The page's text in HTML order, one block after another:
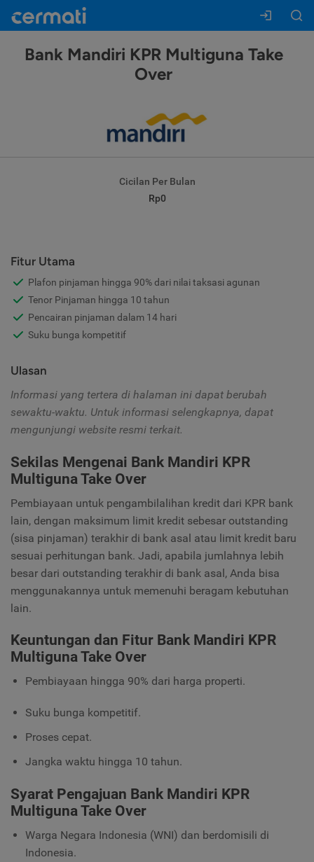
Bank Mandiri KPR Multiguna Take
Over
Cicilan Per Bulan
Rp0
Fitur Utama
Plafon pinjaman hingga 90% dari nilai taksasi agunan
Tenor Pinjaman hingga 10 tahun
Pencairan pinjaman dalam 14 hari
Suku bunga kompetitif
Ulasan
Informasi yang tertera di halaman ini dapat berubah
sewaktu-waktu. Untuk informasi selengkapnya, dapat
mengunjungi website resmi terkait.
Sekilas Mengenai Bank Mandiri KPR
Multiguna Take Over
Pembiayaan untuk pengambilalihan kredit dari KPR bank
lain, dengan maksimum limit kredit sebesar outstanding
(sisa pinjaman) terakhir di bank asal atau limit kredit baru
sesuai perhitungan bank. Jadi, apabila jumlahnya lebih
besar dari outstanding terakhir di bank asal, Anda bisa
menggunakannya untuk memenuhi beragam kebutuhan
lain.
Keuntungan dan Fitur Bank Mandiri KPR
Multiguna Take Over
Pembiayaan hingga 90% dari harga properti.
Suku bunga kompetitif.
Proses cepat.
Jangka waktu hingga 10 tahun.
Syarat Pengajuan Bank Mandiri KPR
Multiguna Take Over
Warga Negara Indonesia (WNI) dan berdomisili di
Indonesia.